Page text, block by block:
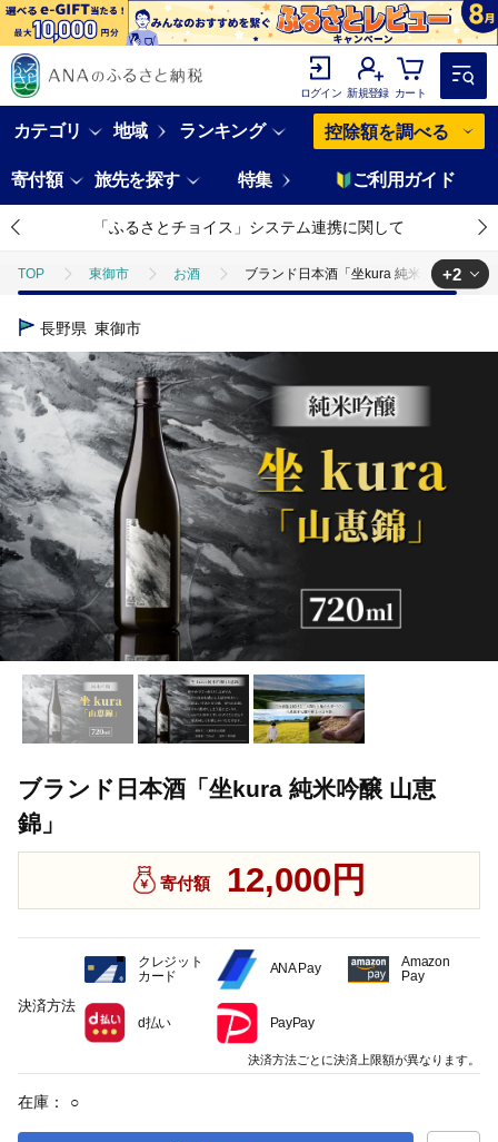
ログイン 新規登録 カート
カテゴリ 地域 ランキング 控除額を調べる
寄付額 旅先を探す 特集 ご利用ガイド
「ふるさとチョイス」システム連携に関して
TOP 東御市 お酒 ブランド日本酒「坐kura 純米吟醸 山恵錦
TOP
TOP 酒 日本酒 ブランド日本酒「坐kura 純米吟醸 山恵錦」
+2
長野県 東御市
ブランド日本酒「坐kura 純米吟醸 山恵
錦」
寄付額 12,000円
在庫： ○
決済方法
クレジット
カード
ANA Pay
Amazon
Pay
d払い PayPay
決済方法ごとに決済上限額が異なります。